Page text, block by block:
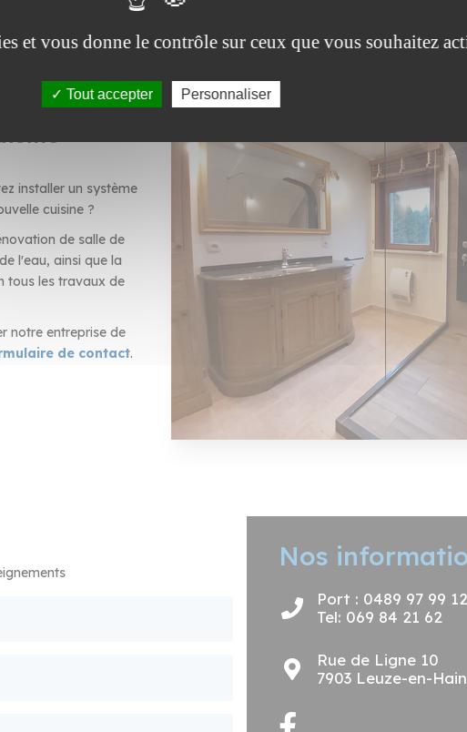
installer un système
cuisine ?
de salle de
l'eau, ainsi que la
tous les travaux de
notre entreprise de
de contact.
Nos
Port : 0489 97 99 12
Tel: 069 84 21 62
Rue de Ligne 10
7903 Leuze-en-
et vous donne le contrôle sur ceux que vous souhaitez
Tout accepter Personnaliser